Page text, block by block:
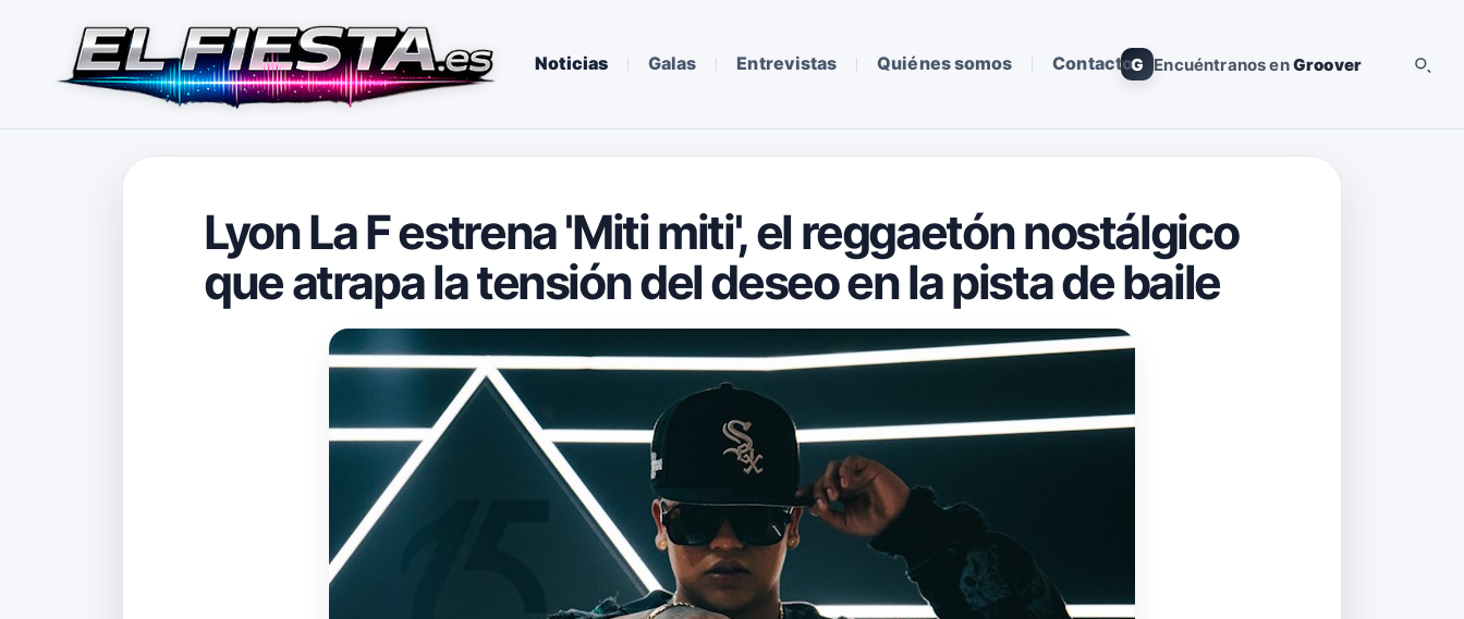
Noticias Galas Entrevistas Quiénes somos ContactoG Encuéntranos enGroover
Lyon La F estrena 'Miti miti', el reggaetón nostálgico
que atrapa la tensión del deseo en la pista de baile